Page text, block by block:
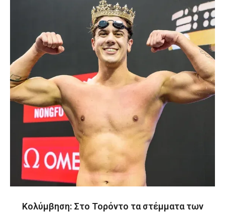
Κολύμβηση: Στο Τορόντο τα στέμματα των